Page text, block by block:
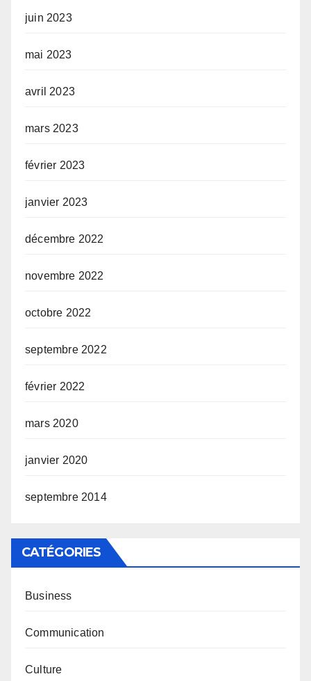
juin 2023
mai 2023
avril 2023
mars 2023
février 2023
janvier 2023
décembre 2022
novembre 2022
octobre 2022
septembre 2022
février 2022
mars 2020
janvier 2020
septembre 2014
CATÉGORIES
Business
Communication
Culture